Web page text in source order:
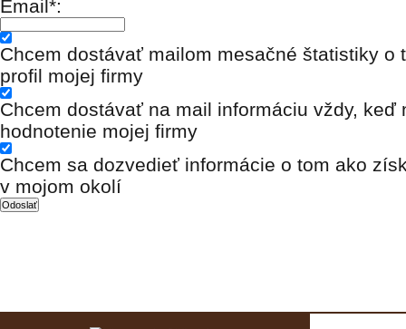
Email*:
Chcem dostávať mailom mesačné štatistiky o
profil mojej firmy
Chcem dostávať na mail informáciu vždy, keď
hodnotenie mojej firmy
Chcem sa dozvedieť informácie o tom ako
v mojom okolí